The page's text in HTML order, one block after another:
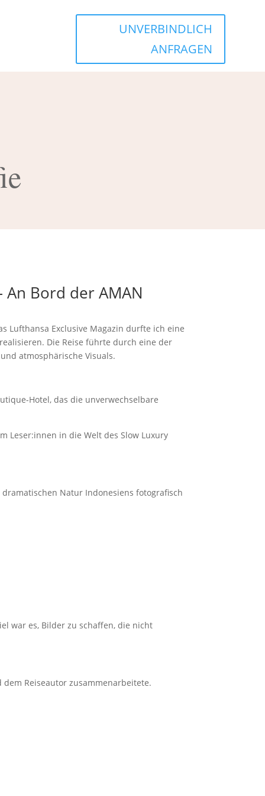
UNVERBINDLICH
ANFRAGEN
An Bord derAMAN
Lufthansa Exclusive Magazin durfte ich eine
Die Reise führte durch eine der
atmosphärische Visuals.
Hotel, das die unverwechselbare
Leser:innen in die Welt des Slow Luxury
Natur Indonesiens fotografisch
war es, Bilder zu schaffen, die nicht
Reiseautor zusammenarbeitete.